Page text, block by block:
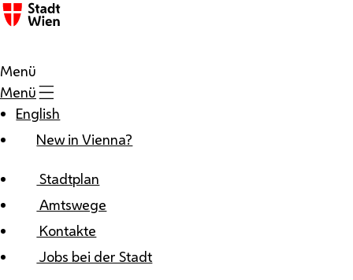
Zum Inhalt
Menü
Menü
English
New in Vienna?
Stadtplan
Amtswege
Kontakte
Jobs bei der Stadt